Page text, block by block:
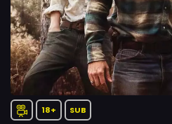
18+ SUB